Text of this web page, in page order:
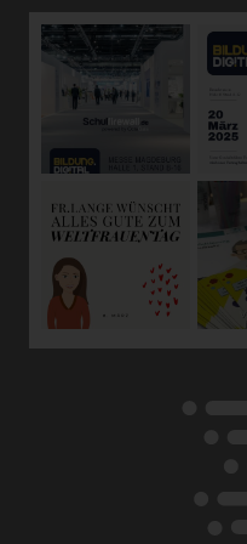
oder vorherzusagen.
f)
Pseudonymisierung ist
personenbezogener
personenbezogenen
zusätzlicher
betroffenen Person
diese zusätzlichen
werden und
Maßnahmen
personenbezogenen